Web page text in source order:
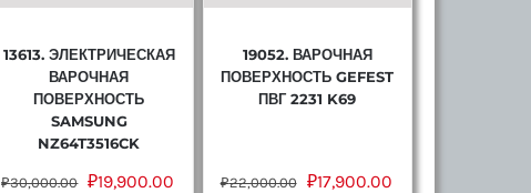
13613. ЭЛЕКТРИЧЕСКАЯ
ВАРОЧНАЯ
ПОВЕРХНОСТЬ
SAMSUNG
NZ64T3516CK
₽30,000.00 ₽19,900.00
19052. ВАРОЧНАЯ
ПОВЕРХНОСТЬ GEFEST
ПВГ 2231 K69
₽22,000.00 ₽17,900.00